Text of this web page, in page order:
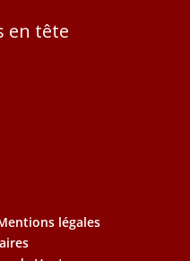
en tête
légales